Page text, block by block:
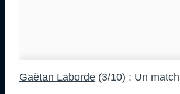
Gaëtan Laborde (3/10) : Un